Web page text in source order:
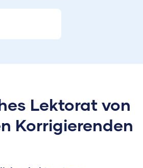
Lektorat von
Korrigierenden